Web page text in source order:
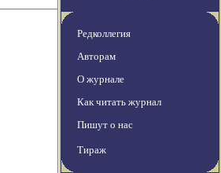
Редколлегия
Авторам
О журнале
Как читать журнал
Пишут о нас
Тираж